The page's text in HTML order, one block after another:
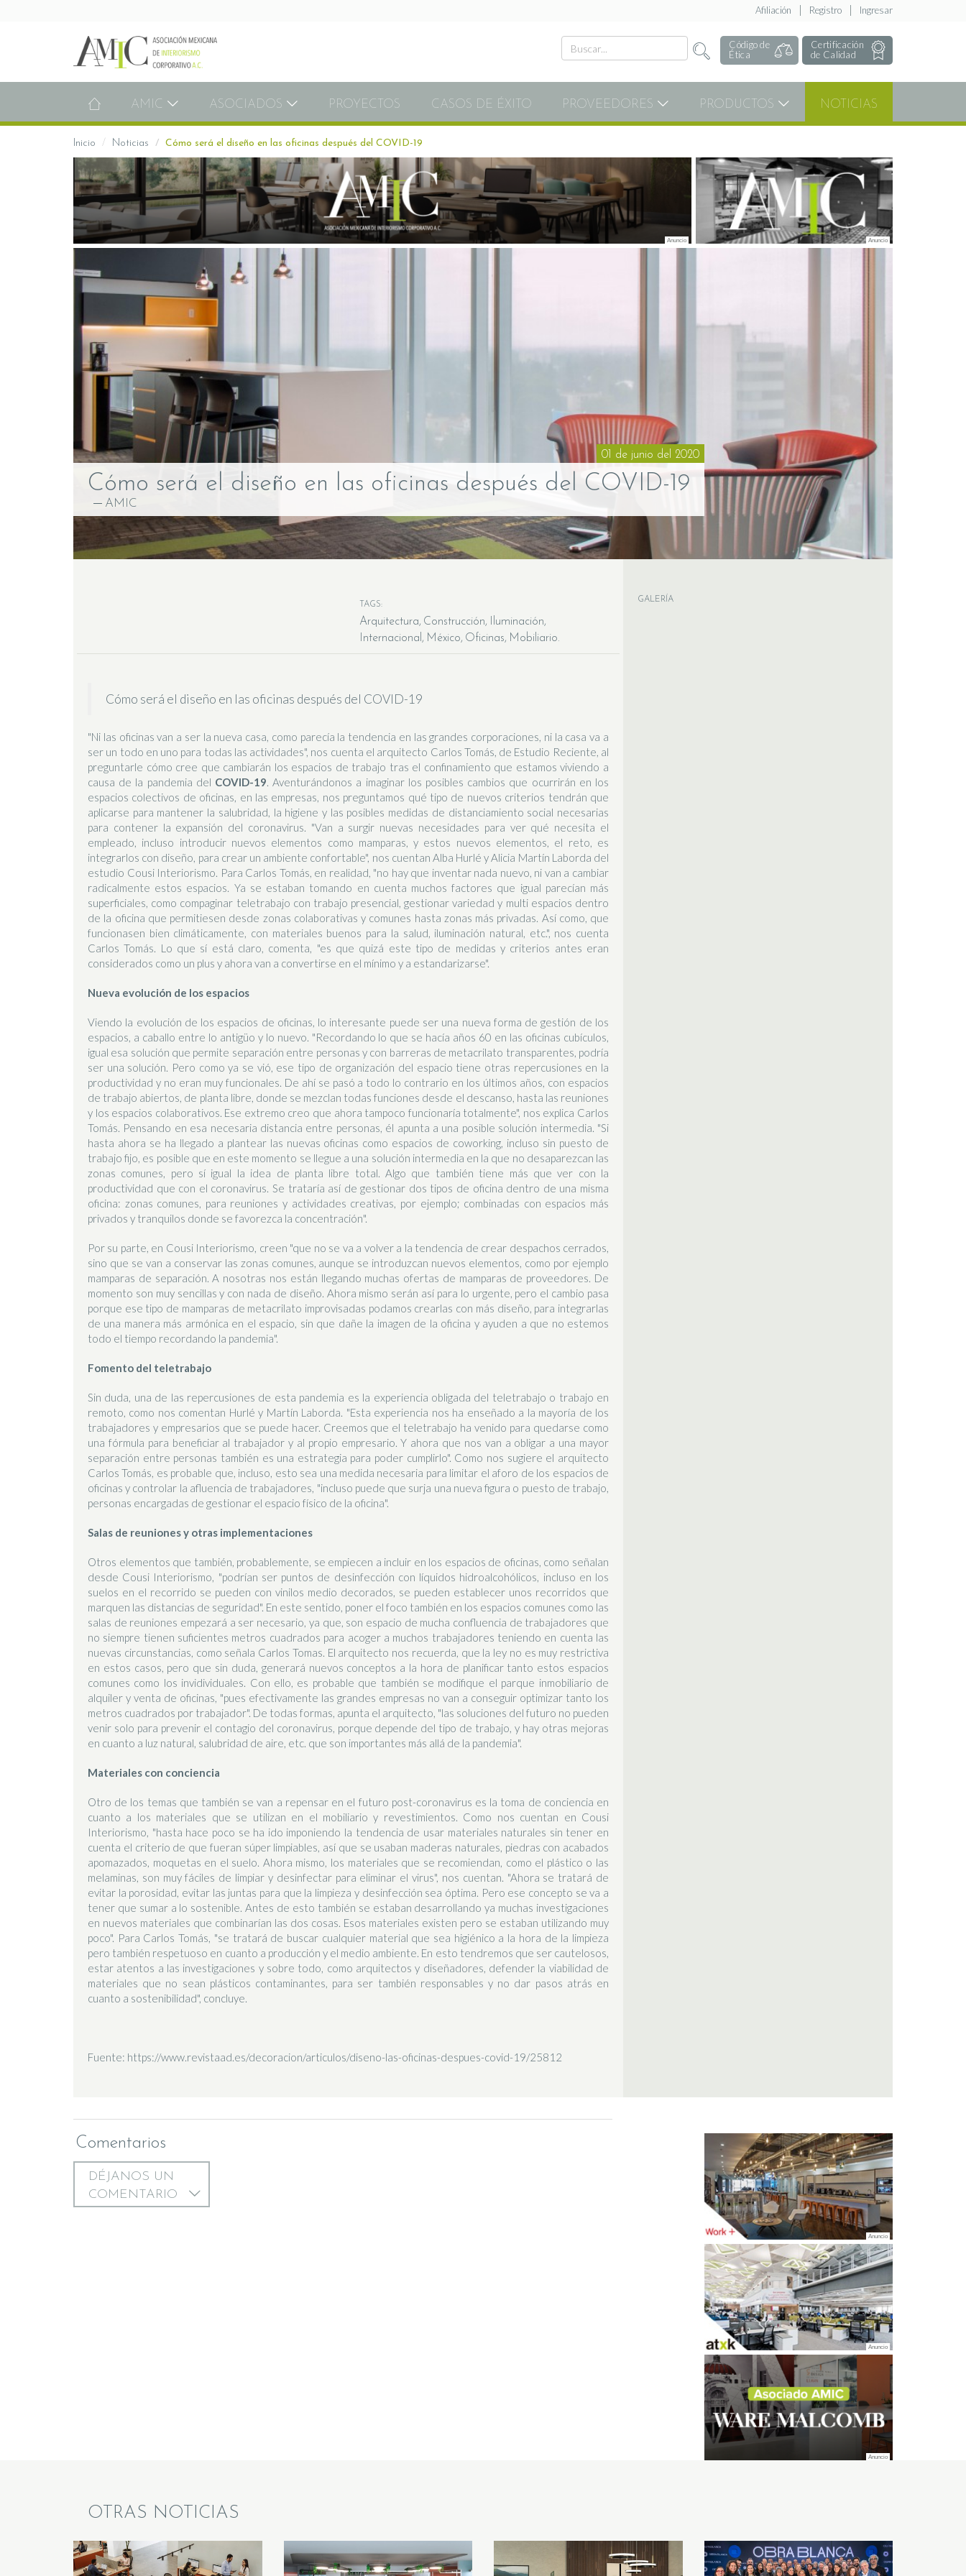
Ingresar
Registro
Afiliación
Código de
Ética
Certificación
de Calidad
AMIC ASOCIADOS PROYECTOS CASOS DE ÉXITO PROVEEDORES PRODUCTOS NOTICIAS
Inicio Noticias Cómo será el diseño en las oficinas después del COVID-19
Cómo será el diseño en las oficinas después del COVID-19
AMIC
01 de junio del 2020
TAGS:
Arquitectura Construcción
Iluminación
Internacional
México Oficinas Mobiliario
Cómo será el diseño en las oficinas después del COVID-19
"Ni las oficinas van a ser la nueva casa, como parecía la tendencia en las grandes corporaciones, ni la casa va a
ser un todo en uno para todas las actividades", nos cuenta el arquitecto Carlos Tomás, de Estudio Reciente, al
preguntarle cómo cree que cambiarán los espacios de trabajo tras el confinamiento que estamos viviendo a
causa de la pandemia del COVID-19. Aventurándonos a imaginar los posibles cambios que ocurrirán en los
espacios colectivos de oficinas, en las empresas, nos preguntamos qué tipo de nuevos criterios tendrán que
aplicarse para mantener la salubridad, la higiene y las posibles medidas de distanciamiento social necesarias
para contener la expansión del coronavirus. "Van a surgir nuevas necesidades para ver qué necesita el
empleado, incluso introducir nuevos elementos como mamparas, y estos nuevos elementos, el reto, es
integrarlos con diseño, para crear un ambiente confortable", nos cuentan Alba Hurlé y Alicia Martín Laborda del
estudio Cousi Interiorismo. Para Carlos Tomás, en realidad, "no hay que inventar nada nuevo, ni van a cambiar
radicalmente estos espacios. Ya se estaban tomando en cuenta muchos factores que igual parecían más
superficiales, como compaginar teletrabajo con trabajo presencial, gestionar variedad y multi espacios dentro
de la oficina que permitiesen desde zonas colaborativas y comunes hasta zonas más privadas. Así como, que
funcionasen bien climáticamente, con materiales buenos para la salud, iluminación natural, etc.", nos cuenta
Carlos Tomás. Lo que sí está claro, comenta, "es que quizá este tipo de medidas y criterios antes eran
considerados como un plus y ahora van a convertirse en el mínimo y a estandarizarse".
Nueva evolución de los espacios
Viendo la evolución de los espacios de oficinas, lo interesante puede ser una nueva forma de gestión de los
espacios, a caballo entre lo antigüo y lo nuevo. "Recordando lo que se hacía años 60 en las oficinas cubículos,
igual esa solución que permite separación entre personas y con barreras de metacrilato transparentes, podría
ser una solución. Pero como ya se vió, ese tipo de organización del espacio tiene otras repercusiones en la
productividad y no eran muy funcionales. De ahí se pasó a todo lo contrario en los últimos años, con espacios
de trabajo abiertos, de planta libre, donde se mezclan todas funciones desde el descanso, hasta las reuniones
y los espacios colaborativos. Ese extremo creo que ahora tampoco funcionaría totalmente", nos explica Carlos
Tomás. Pensando en esa necesaria distancia entre personas, él apunta a una posible solución intermedia. "Si
hasta ahora se ha llegado a plantear las nuevas oficinas como espacios de coworking, incluso sin puesto de
trabajo fijo, es posible que en este momento se llegue a una solución intermedia en la que no desaparezcan las
zonas comunes, pero sí igual la idea de planta libre total. Algo que también tiene más que ver con la
productividad que con el coronavirus. Se trataría así de gestionar dos tipos de oficina dentro de una misma
oficina: zonas comunes, para reuniones y actividades creativas, por ejemplo; combinadas con espacios más
privados y tranquilos donde se favorezca la concentración".
Por su parte, en Cousi Interiorismo, creen "que no se va a volver a la tendencia de crear despachos cerrados,
sino que se van a conservar las zonas comunes, aunque se introduzcan nuevos elementos, como por ejemplo
mamparas de separación. A nosotras nos están llegando muchas ofertas de mamparas de proveedores. De
momento son muy sencillas y con nada de diseño. Ahora mismo serán así para lo urgente, pero el cambio pasa
porque ese tipo de mamparas de metacrilato improvisadas podamos crearlas con más diseño, para integrarlas
de una manera más armónica en el espacio, sin que dañe la imagen de la oficina y ayuden a que no estemos
todo el tiempo recordando la pandemia".
Fomento del teletrabajo
Sin duda, una de las repercusiones de esta pandemia es la experiencia obligada del teletrabajo o trabajo en
remoto, como nos comentan Hurlé y Martín Laborda. "Esta experiencia nos ha enseñado a la mayoría de los
trabajadores y empresarios que se puede hacer. Creemos que el teletrabajo ha venido para quedarse como
una fórmula para beneficiar al trabajador y al propio empresario. Y ahora que nos van a obligar a una mayor
separación entre personas también es una estrategia para poder cumplirlo". Como nos sugiere el arquitecto
Carlos Tomás, es probable que, incluso, esto sea una medida necesaria para limitar el aforo de los espacios de
oficinas y controlar la afluencia de trabajadores, "incluso puede que surja una nueva figura o puesto de trabajo,
personas encargadas de gestionar el espacio físico de la oficina".
Salas de reuniones y otras implementaciones
Otros elementos que también, probablemente, se empiecen a incluir en los espacios de oficinas, como señalan
desde Cousi Interiorismo, "podrían ser puntos de desinfección con líquidos hidroalcohólicos, incluso en los
suelos en el recorrido se pueden con vinilos medio decorados, se pueden establecer unos recorridos que
marquen las distancias de seguridad". En este sentido, poner el foco también en los espacios comunes como las
salas de reuniones empezará a ser necesario, ya que, son espacio de mucha confluencia de trabajadores que
no siempre tienen suficientes metros cuadrados para acoger a muchos trabajadores teniendo en cuenta las
nuevas circunstancias, como señala Carlos Tomas. El arquitecto nos recuerda, que la ley no es muy restrictiva
en estos casos, pero que sin duda, generará nuevos conceptos a la hora de planificar tanto estos espacios
comunes como los invidividuales. Con ello, es probable que también se modifique el parque inmobiliario de
alquiler y venta de oficinas, "pues efectivamente las grandes empresas no van a conseguir optimizar tanto los
metros cuadrados por trabajador". De todas formas, apunta el arquitecto, "las soluciones del futuro no pueden
venir solo para prevenir el contagio del coronavirus, porque depende del tipo de trabajo, y hay otras mejoras
en cuanto a luz natural, salubridad de aire, etc. que son importantes más allá de la pandemia".
Materiales con conciencia
Otro de los temas que también se van a repensar en el futuro post-coronavirus es la toma de conciencia en
cuanto a los materiales que se utilizan en el mobiliario y revestimientos. Como nos cuentan en Cousi
Interiorismo, "hasta hace poco se ha ido imponiendo la tendencia de usar materiales naturales sin tener en
cuenta el criterio de que fueran súper limpiables, así que se usaban maderas naturales, piedras con acabados
apomazados, moquetas en el suelo. Ahora mismo, los materiales que se recomiendan, como el plástico o las
melaminas, son muy fáciles de limpiar y desinfectar para eliminar el virus", nos cuentan. "Ahora se tratará de
evitar la porosidad, evitar las juntas para que la limpieza y desinfección sea óptima. Pero ese concepto se va a
tener que sumar a lo sostenible. Antes de esto también se estaban desarrollando ya muchas investigaciones
en nuevos materiales que combinarían las dos cosas. Esos materiales existen pero se estaban utilizando muy
poco". Para Carlos Tomás, "se tratará de buscar cualquier material que sea higiénico a la hora de la limpieza
pero también respetuoso en cuanto a producción y el medio ambiente. En esto tendremos que ser cautelosos,
estar atentos a las investigaciones y sobre todo, como arquitectos y diseñadores, defender la viabilidad de
materiales que no sean plásticos contaminantes, para ser también responsables y no dar pasos atrás en
cuanto a sostenibilidad", concluye.
Fuente: https://www.revistaad.es/decoracion/articulos/diseno-las-oficinas-despues-covid-19/25812
GALERÍA
Comentarios
DÉJANOS UN
COMENTARIO
OTRAS NOTICIAS